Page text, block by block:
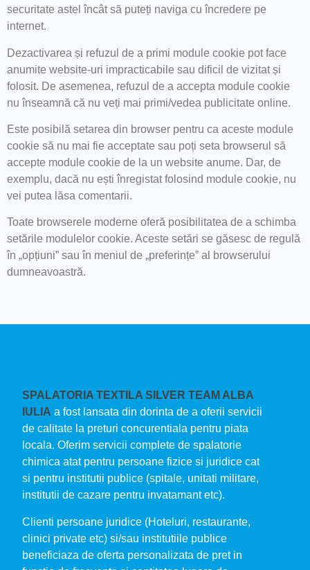
securitate astel încât să puteți naviga cu încredere pe
internet.
Dezactivarea și refuzul de a primi module cookie pot face
anumite website-uri impracticabile sau dificil de vizitat și
folosit. De asemenea, refuzul de a accepta module cookie
nu înseamnă că nu veți mai primi/vedea publicitate online.
Este posibilă setarea din browser pentru ca aceste module
cookie să nu mai fie acceptate sau poți seta browserul să
accepte module cookie de la un website anume. Dar, de
exemplu, dacă nu ești înregistat folosind module cookie, nu
vei putea lăsa comentarii.
Toate browserele moderne oferă posibilitatea de a schimba
setările modulelor cookie. Aceste setări se găsesc de regulă
în „opțiuni” sau în meniul de „preferințe” al browserului
dumneavoastră.
SPALATORIA TEXTILA SILVER TEAM ALBA
IULIA a fost lansata din dorinta de a oferii servicii
de calitate la preturi concurentiala pentru piata
locala. Oferim servicii complete de spalatorie
chimica atat pentru persoane fizice si juridice cat
si pentru institutii publice (spitale, unitati militare,
institutii de cazare pentru invatamant etc).
Clienti persoane juridice (Hoteluri, restaurante,
clinici private etc) si/sau institutiile publice
beneficiaza de oferta personalizata de pret in